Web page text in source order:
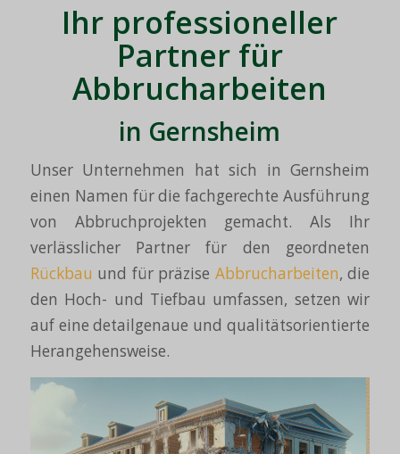
Ihr professioneller
Partner für
Abbrucharbeiten
in Gernsheim
Unser Unternehmen hat sich in Gernsheim
einen Namen für die fachgerechte Ausführung
von Abbruchprojekten gemacht. Als Ihr
verlässlicher Partner für den geordneten
Rückbau und für präzise Abbrucharbeiten, die
den Hoch- und Tiefbau umfassen, setzen wir
auf eine detailgenaue und qualitätsorientierte
Herangehensweise.